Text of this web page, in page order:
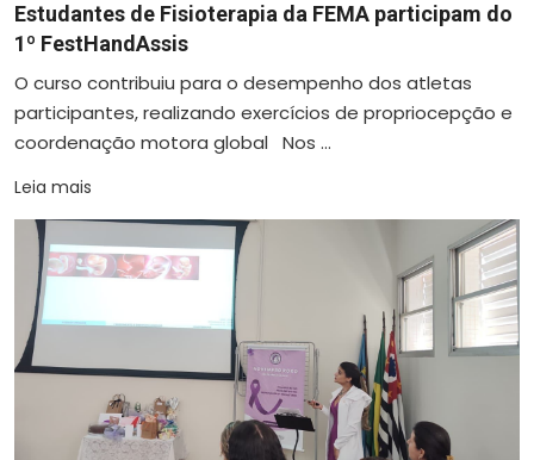
Estudantes de Fisioterapia da FEMA participam do
1º FestHandAssis
O curso contribuiu para o desempenho dos atletas
participantes, realizando exercícios de propriocepção e
coordenação motora global Nos ...
Leia mais